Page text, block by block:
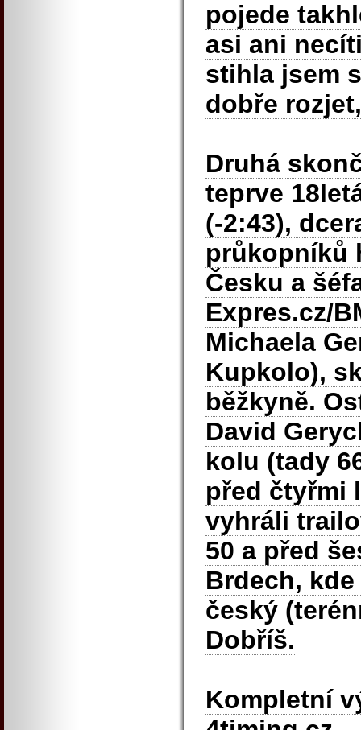
pojede
asi ani
stihla jsem
dobře
Druhá
teprve
(-2:43),
průkopníků
Česku a
Expres.cz/
Michaela
Kupkolo),
běžkyně.
David
kolu (tady
před čtyřmi
vyhráli
50 a před
Brdech,
český
Dobříš.
Kompletní